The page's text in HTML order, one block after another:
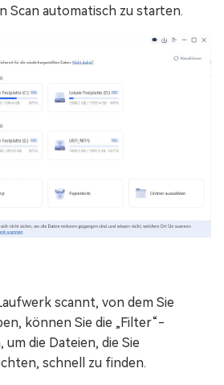
Scan automatisch zu starten.
scannt, von dem Sie
können Sie die „Filter“-
die Dateien, die Sie
schnell zu finden.